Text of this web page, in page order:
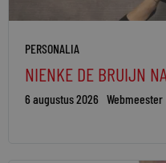
PERSONALIA
NIENKE DE BRUIJN
6 augustus 2026 Webmeester